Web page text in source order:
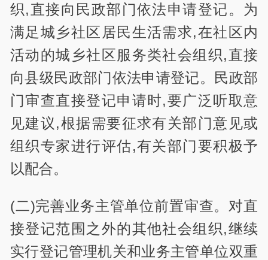
织,直接向民政部门依法申请登记。为
满足城乡社区居民生活需求,在社区内
活动的城乡社区服务类社会组织,直接
向县级民政部门依法申请登记。民政部
门审查直接登记申请时,要广泛听取意
见建议,根据需要征求有关部门意见或
组织专家进行评估,有关部门要积极予
以配合。
(二)完善业务主管单位前置审查。对直
接登记范围之外的其他社会组织,继续
实行登记管理机关和业务主管单位双重